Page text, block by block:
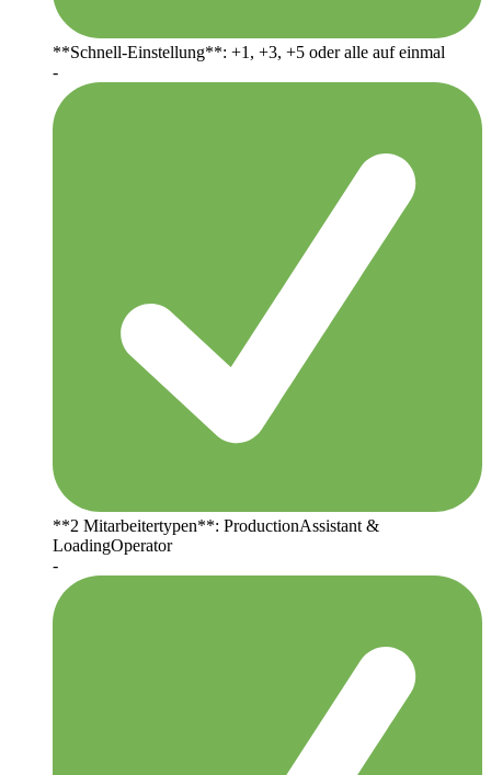
**Schnell-Einstellung**: +1, +3, +5 oder alle auf einmal
-
**2 Mitarbeitertypen**: ProductionAssistant &
LoadingOperator
-